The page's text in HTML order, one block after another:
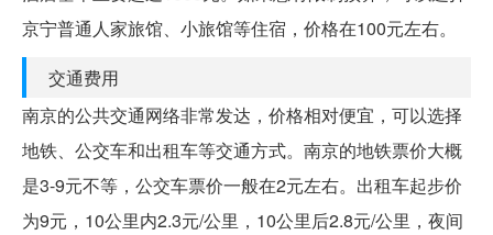
京宁普通人家旅馆、小旅馆等住宿，价格在100元左右。
交通费用
南京的公共交通网络非常发达，价格相对便宜，可以选择
地铁、公交车和出租车等交通方式。南京的地铁票价大概
是3-9元不等，公交车票价一般在2元左右。出租车起步价
为9元，10公里内2.3元/公里，10公里后2.8元/公里，夜间